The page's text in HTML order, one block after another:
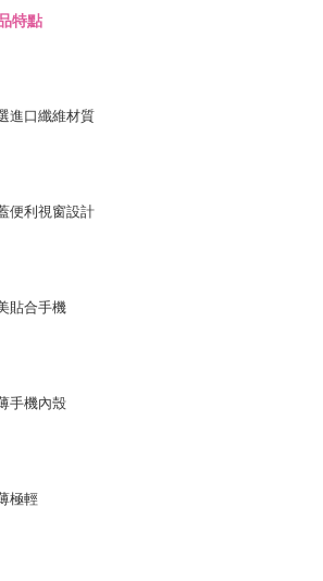
特點
進口纖維材質
便利視窗設計
貼合手機
手機內殼
極輕